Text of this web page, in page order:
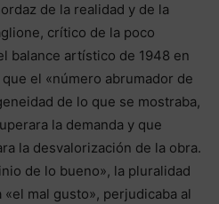
de la realidad y de la
crítico de la poco
balance artístico de 1948 en
el «número abrumador de
de lo que se mostraba,
la demanda y que
la desvalorización de la obra.
de lo bueno», la pluralidad
mal gusto», perjudicaba al